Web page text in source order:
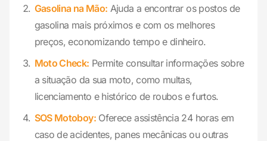
Gasolina na Mão: Ajuda a encontrar os postos de
gasolina mais próximos e com os melhores
preços, economizando tempo e dinheiro.
Moto Check: Permite consultar informações sobre
a situação da sua moto, como multas,
licenciamento e histórico de roubos e furtos.
SOS Motoboy:Oferece assistência 24 horas em
caso de acidentes, panes mecânicas ou outras